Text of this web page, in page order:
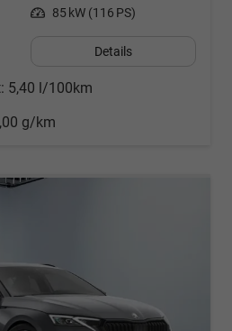
Leistung 85 kW (116 PS)
Details
5,40 l/100km
g/km